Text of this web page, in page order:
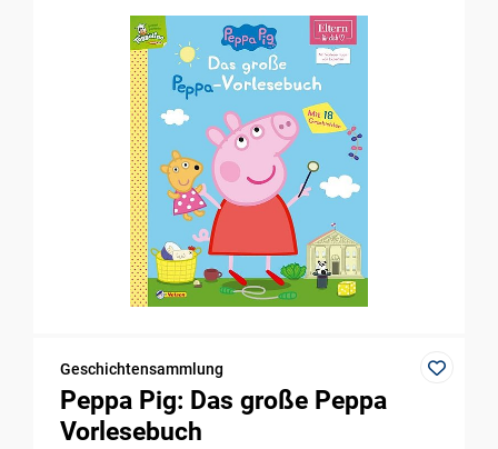
Geschichtensammlung
Peppa Pig: Das große Peppa
Vorlesebuch